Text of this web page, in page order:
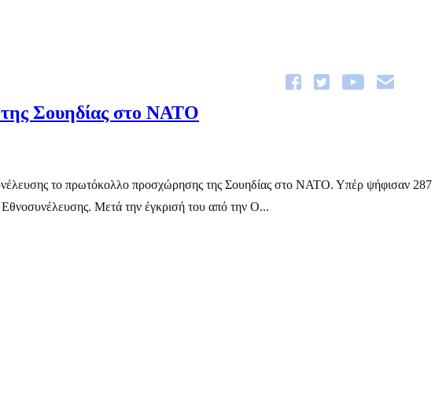
της Σουηδίας στο ΝΑΤΟ
το πρωτόκολλο προσχώρησης της Σουηδίας στο ΝΑΤΟ. Υπέρ ψήφισαν 287
Μετά την έγκρισή του από την Ο...